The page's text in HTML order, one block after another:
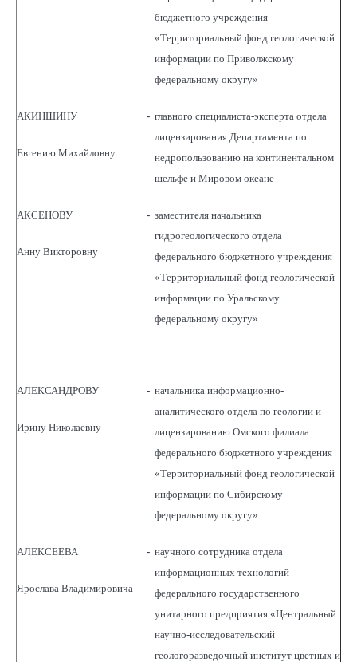
бюджетного учреждения
«Территориальный фонд геологической
информации по Приволжскому
федеральному округу»
АКИНШИНУ
Евгению Михайловну
- главного специалиста-эксперта отдела
лицензирования Департамента по
недропользованию на континентальном
шельфе и Мировом океане
АКСЕНОВУ
Анну Викторовну
- заместителя начальника
гидрогеологического отдела
федерального бюджетного учреждения
«Территориальный фонд геологической
информации по Уральскому
федеральному округу»
АЛЕКСАНДРОВУ
Ирину Николаевну
- начальника информационно-
аналитического отдела по геологии и
лицензированию Омского филиала
федерального бюджетного учреждения
«Территориальный фонд геологической
информации по Сибирскому
федеральному округу»
АЛЕКСЕЕВА
Ярослава Владимировича
- научного сотрудника отдела
информационных технологий
федерального государственного
унитарного предприятия «Центральный
научно-исследовательский
геологоразведочный институт цветных и